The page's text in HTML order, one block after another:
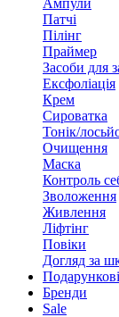
Патчі
Пілінг
Праймер
Засоби для
Ексфоліація
Крем
Сироватка
Тонік/
Очищення
Маска
Контроль
Зволоження
Живлення
Ліфтінг
Повіки
Догляд за
Бренди
Sale